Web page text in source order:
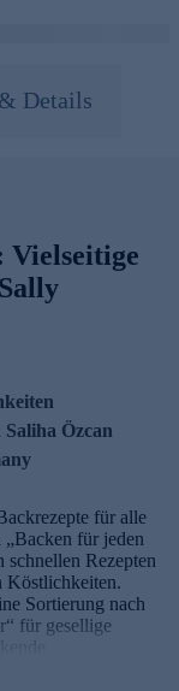
Details
Vielseitige
Özcan
für alle
„Backen für jeden
Rezepten
Köstlichkeiten.
Sortierung nach
für gesellige
dafür, dass für